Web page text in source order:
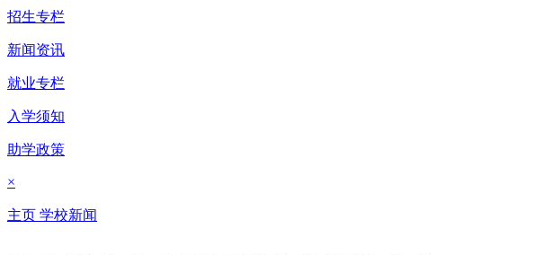
招生专栏
新闻资讯
就业专栏
入学须知
助学政策
×
主页 学校新闻